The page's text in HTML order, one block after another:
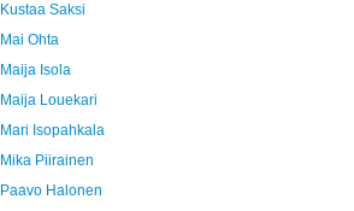
Kustaa Saksi
Mai Ohta
Maija Isola
Maija Louekari
Mari Isopahkala
Mika Piirainen
Paavo Halonen